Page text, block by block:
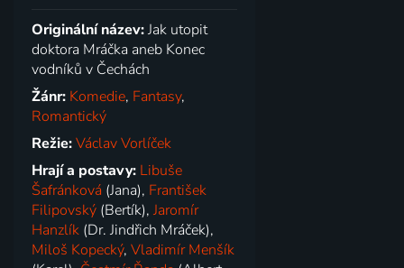
Originální název:Jak utopit
doktora Mráčka aneb Konec
vodníků v Čechách
Žánr: Komedie, Fantasy,
Romantický
Režie:Václav Vorlíček
Hrají a postavy: Libuše
Šafránková (Jana), František
Filipovský (Bertík),Jaromír
Hanzlík (Dr. Jindřich Mráček),
Miloš Kopecký,Vladimír Menšík